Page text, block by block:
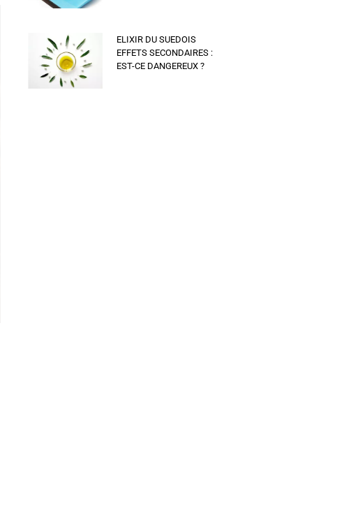
ELIXIR DU SUEDOIS
EFFETS SECONDAIRES :
EST-CE DANGEREUX ?